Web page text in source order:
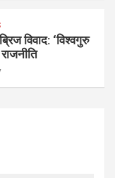
विवाद: ‘विश्वगुरु